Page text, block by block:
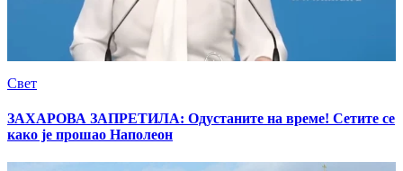
Свет
ЗАХАРОВА ЗАПРЕТИЛА: Одустаните на време! Сетите се
како је прошао Наполеон